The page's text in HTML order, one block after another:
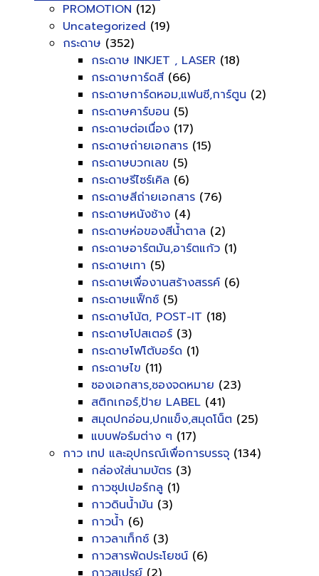
PROMOTION (12)
Uncategorized (19)
กระดาษ (352)
กระดาษ INKJET , LASER (18)
กระดาษการ์ดสี (66)
กระดาษการ์ดหอม,แฟนซี,การ์ตูน (2)
กระดาษคาร์บอน (5)
กระดาษต่อเนื่อง (17)
กระดาษถ่ายเอกสาร (15)
กระดาษบวกเลข (5)
กระดาษรีไซร์เคิล (6)
กระดาษสีถ่ายเอกสาร (76)
กระดาษหนังช้าง (4)
กระดาษห่อของสีน้ำตาล (2)
กระดาษอาร์ตมัน,อาร์ตแก้ว (1)
กระดาษเทา (5)
กระดาษเพื่องานสร้างสรรค์ (6)
กระดาษแฟ็กซ์ (5)
กระดาษโน้ต, POST-IT (18)
กระดาษโปสเตอร์ (3)
กระดาษโฟโต้บอร์ด (1)
กระดาษไข (11)
ซองเอกสาร,ซองจดหมาย (23)
สติกเกอร์,ป้าย LABEL (41)
สมุดปกอ่อน,ปกแข็ง,สมุดโน็ต (25)
แบบฟอร์มต่าง ๆ (17)
กาว เทป และอุปกรณ์เพื่อการบรรจุ (134)
กล่องใส่นามบัตร (3)
กาวซุปเปอร์กลู (1)
กาวดินน้ำมัน (3)
กาวน้ำ (6)
กาวลาเท็กซ์ (3)
กาวสารพัดประโยชน์ (6)